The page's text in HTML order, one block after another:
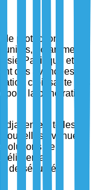
protection
notamment
Pacifique et
des avancées
croissante des
la pénétration
telles
avenues
solutions de
la
de sécurité